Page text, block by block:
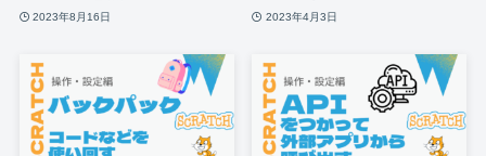
2023年8月16日 2023年4月3日